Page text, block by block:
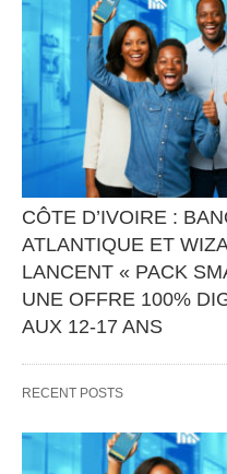
CÔTE D’IVOIRE :
ATLANTIQUE ET
LANCENT « PACK
UNE OFFRE 100%
AUX 12-17 ANS
d’inclusion financière
RECENT POSTS